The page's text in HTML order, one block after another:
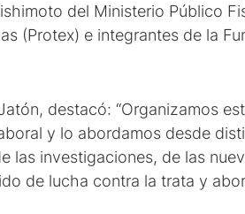
del Ministerio Público
(Protex) e integrantes de la
destacó: “Organizamos
y lo abordamos desde
las investigaciones, de las
de lucha contra la trata y